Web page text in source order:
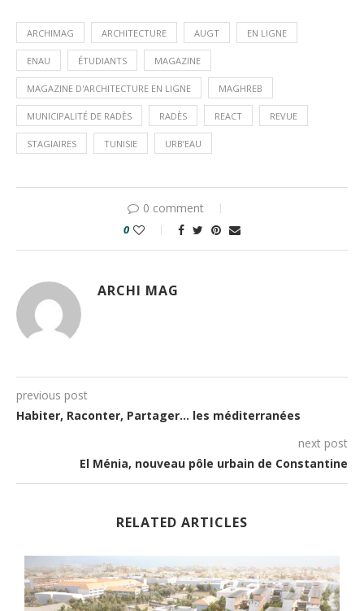
ARCHIMAG ARCHITECTURE AUGT EN LIGNE
ENAU ÉTUDIANTS MAGAZINE
MAGAZINE D'ARCHITECTURE EN LIGNE MAGHREB
MUNICIPALITÉ DE RADÈS RADÈS REACT REVUE
STAGIAIRES TUNISIE URB’EAU
0 comment
0
ARCHI MAG
previous post
Habiter, Raconter, Partager… les méditerranées
next post
El Ménia, nouveau pôle urbain de Constantine
RELATED ARTICLES